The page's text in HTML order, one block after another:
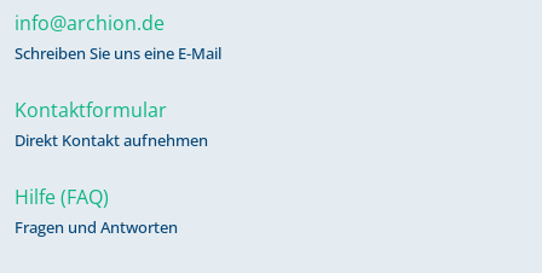
info@archion.de
Schreiben Sie uns eine E-Mail
Kontaktformular
Direkt Kontakt aufnehmen
Hilfe (FAQ)
Fragen und Antworten